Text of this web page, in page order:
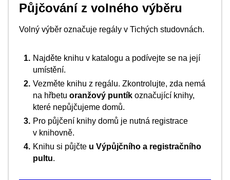
Půjčování z volného výběru
Volný výběr označuje regály v Tichých studovnách.
Najděte knihu v katalogu a podívejte se na její
umístění.
Vezměte knihu z regálu. Zkontrolujte, zda nemá
na hřbetu oranžový puntíkoznačující knihy,
které nepůjčujeme domů.
Pro půjčení knihy domů je nutná registrace
v knihovně.
Knihu si půjčte u Výpůjčního a registračního
pultu.